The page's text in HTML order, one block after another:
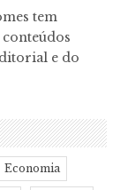
tem
e do
Economia